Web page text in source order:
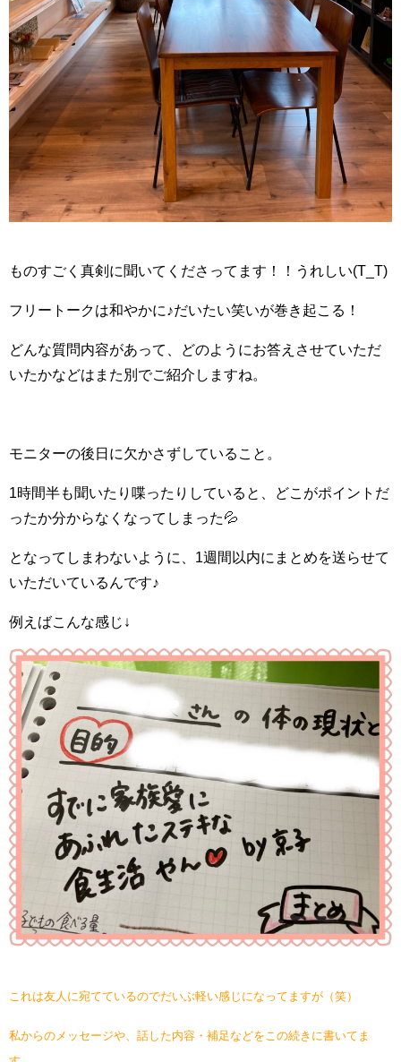
ものすごく真剣に聞いてくださってます！！うれしい(T_T)
フリートークは和やかに♪だいたい笑いが巻き起こる！
どんな質問内容があって、どのようにお答えさせていただ
いたかなどはまた別でご紹介しますね。
モニターの後日に欠かさずしていること。
1時間半も聞いたり喋ったりしていると、どこがポイントだ
ったか分からなくなってしまった💦
となってしまわないように、1週間以内にまとめを送らせて
いただいているんです♪
例えばこんな感じ↓
これは友人に宛てているのでだいぶ軽い感じになってますが（笑）
私からのメッセージや、話した内容・補足などをこの続きに書いてま